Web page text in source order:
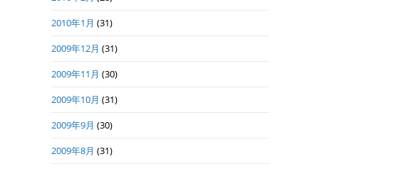
2010年1月 (31)
2009年12月 (31)
2009年11月 (30)
2009年10月 (31)
2009年9月 (30)
2009年8月 (31)